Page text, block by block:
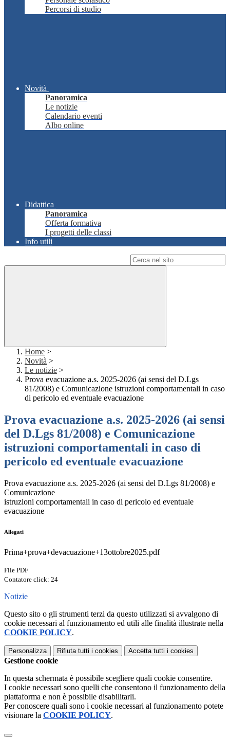
Percorsi di studio
Novità
Panoramica
Le notizie
Calendario eventi
Albo online
Didattica
Panoramica
Offerta formativa
I progetti delle classi
Info utili
Home >
Novità >
Le notizie >
Prova evacuazione a.s. 2025-2026 (ai sensi del D.Lgs
81/2008) e Comunicazione istruzioni comportamentali in caso
di pericolo ed eventuale evacuazione
Prova evacuazione a.s. 2025-2026 (ai sensi
del D.Lgs 81/2008) e Comunicazione
istruzioni comportamentali in caso di
pericolo ed eventuale evacuazione
Prova evacuazione a.s. 2025-2026 (ai sensi del D.Lgs 81/2008) e
Comunicazione
istruzioni comportamentali in caso di pericolo ed eventuale
evacuazione
Allegati
Prima+prova+devacuazione+13ottobre2025.pdf
File PDF
Contatore click: 24
Notizie
Questo sito o gli strumenti terzi da questo utilizzati si avvalgono di
cookie necessari al funzionamento ed utili alle finalità illustrate nella
COOKIE POLICY.
Personalizza Rifiuta tutti i cookies Accetta tutti i cookies
Gestione cookie
In questa schermata è possibile scegliere quali cookie consentire.
I cookie necessari sono quelli che consentono il funzionamento della
piattaforma e non è possibile disabilitarli.
Per conoscere quali sono i cookie necessari al funzionamento potete
visionare la COOKIE POLICY.